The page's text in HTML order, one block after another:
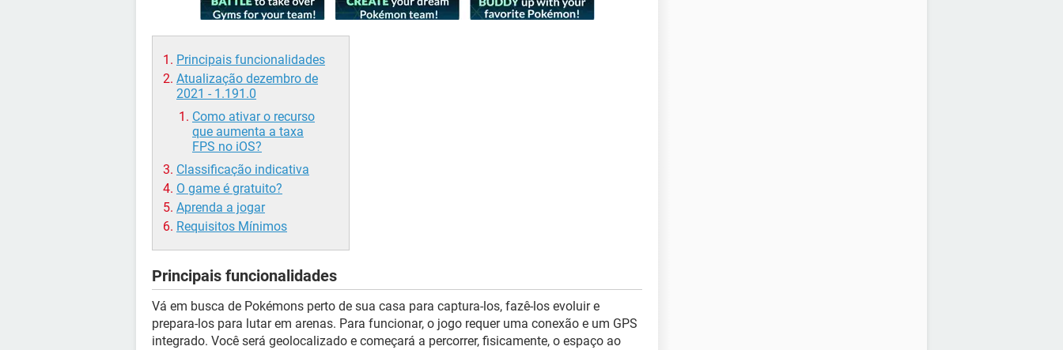
Principais funcionalidades
Atualização dezembro de
2021 - 1.191.0
Como ativar o recurso
que aumenta a taxa
FPS no iOS?
Classificação indicativa
O game é gratuito?
Aprenda a jogar
Requisitos Mínimos
Principais funcionalidades
Vá em busca de Pokémons perto de sua casa para captura-los, fazê-los evoluir e
prepara-los para lutar em arenas. Para funcionar, o jogo requer uma conexão e um GPS
integrado. Você será geolocalizado e começará a percorrer, fisicamente, o espaço ao